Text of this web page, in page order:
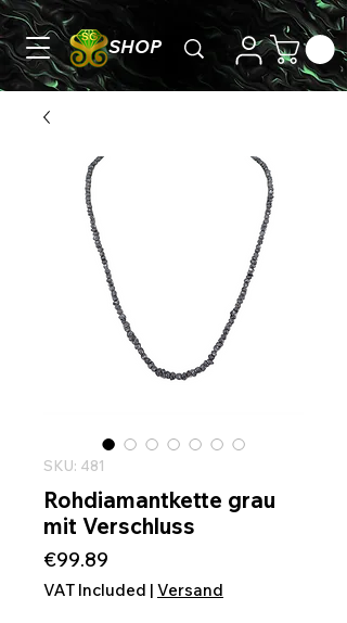
SHOP
SKU: 481
Rohdiamantkette grau
mit Verschluss
€99.89
VAT Included | Versand